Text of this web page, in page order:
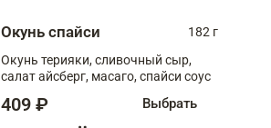
Окунь спайси
182 г
Окунь терияки, сливочный сыр,
салат айсберг, масаго, спайси соус
409 ₽ Выбрать